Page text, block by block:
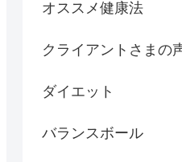
オススメ健康法
クライアントさまの
ダイエット
バランスボール